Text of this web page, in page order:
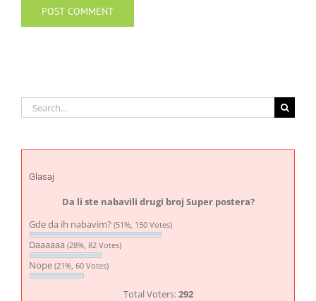
Search
for:
Glasaj
Da li ste nabavili drugi broj Super postera?
Gde da ih nabavim? (51%, 150 Votes)
Daaaaaa (28%, 82 Votes)
Nope (21%, 60 Votes)
Total Voters:292